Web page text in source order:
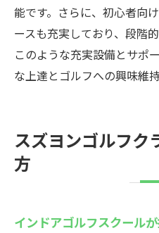
能
スズヨンゴルフクラ
インドアゴルフス
解説
プロから学べる
完全個室で集中し
能です。さらに、初心者向
ースも充実しており、段階
このような充実設備とサポ
な上達とゴルフへの興味維
スズヨンゴルフク
方
インドアゴルフスクール